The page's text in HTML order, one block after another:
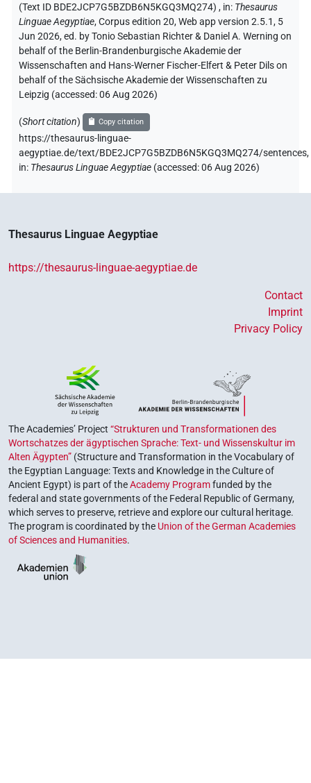
(Text ID BDE2JCP7G5BZDB6N5KGQ3MQ274) , in: Thesaurus
Linguae Aegyptiae,Corpus edition 20, Web app version 2.5.1, 5
Jun 2026, ed. by Tonio Sebastian Richter & Daniel A. Werning on
behalf of the Berlin-Brandenburgische Akademie der
Wissenschaften and Hans-Werner Fischer-Elfert & Peter Dils on
behalf of the Sächsische Akademie der Wissenschaften zu
Leipzig (accessed:06 Aug 2026)
(Short citation) Copy citation
https://thesaurus-linguae-
aegyptiae.de/text/BDE2JCP7G5BZDB6N5KGQ3MQ274/sentences,
in: Thesaurus Linguae Aegyptiae (accessed:06 Aug 2026)
Thesaurus Linguae Aegyptiae
https://thesaurus-linguae-aegyptiae.de
Contact
Imprint
Privacy Policy
The Academies’ Project “Strukturen und Transformationen des
Wortschatzes der ägyptischen Sprache: Text- und Wissenskultur im
Alten Ägypten” (Structure and Transformation in the Vocabulary of
the Egyptian Language: Texts and Knowledge in the Culture of
Ancient Egypt) is part of theAcademy Programfunded by the
federal and state governments of the Federal Republic of Germany,
which serves to preserve, retrieve and explore our cultural heritage.
The program is coordinated by the Union of the German Academies
of Sciences and Humanities.